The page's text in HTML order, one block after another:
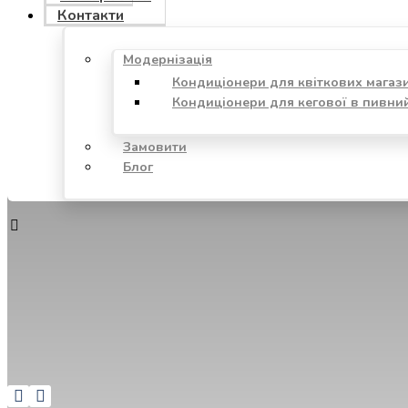
Контакти
Модернізація
Кондиціонери для квіткових
Кондиціонери для кегової в
Замовити
Блог